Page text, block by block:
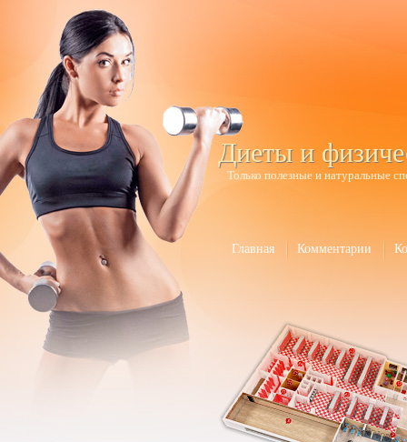
Диеты и
Только полезные и натуральные
Главная Комментарии